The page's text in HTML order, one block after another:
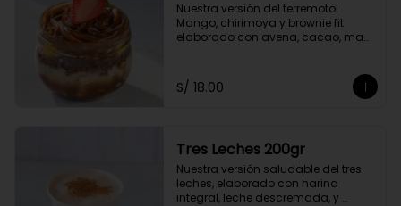
Nuestra versión del terremoto!
Mango, chirimoya y brownie fit
elaborado con avena, cacao, maní
fudge vegano hecho con cacao y
leche de coco.
S/ 18.00
Tres Leches 200gr
Nuestra versión saludable del tres
leches, elaborado con harina
integral, leche descremada, y